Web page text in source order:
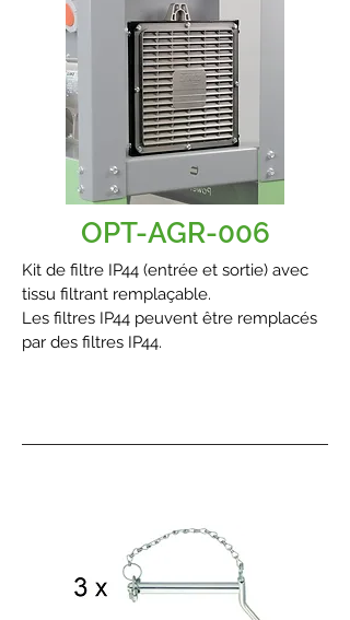
OPT-AGR-006
Kit de filtre IP44 (entrée et sortie) avec
tissu filtrant remplaçable.
Les filtres IP44 peuvent être remplacés
par des filtres IP44.